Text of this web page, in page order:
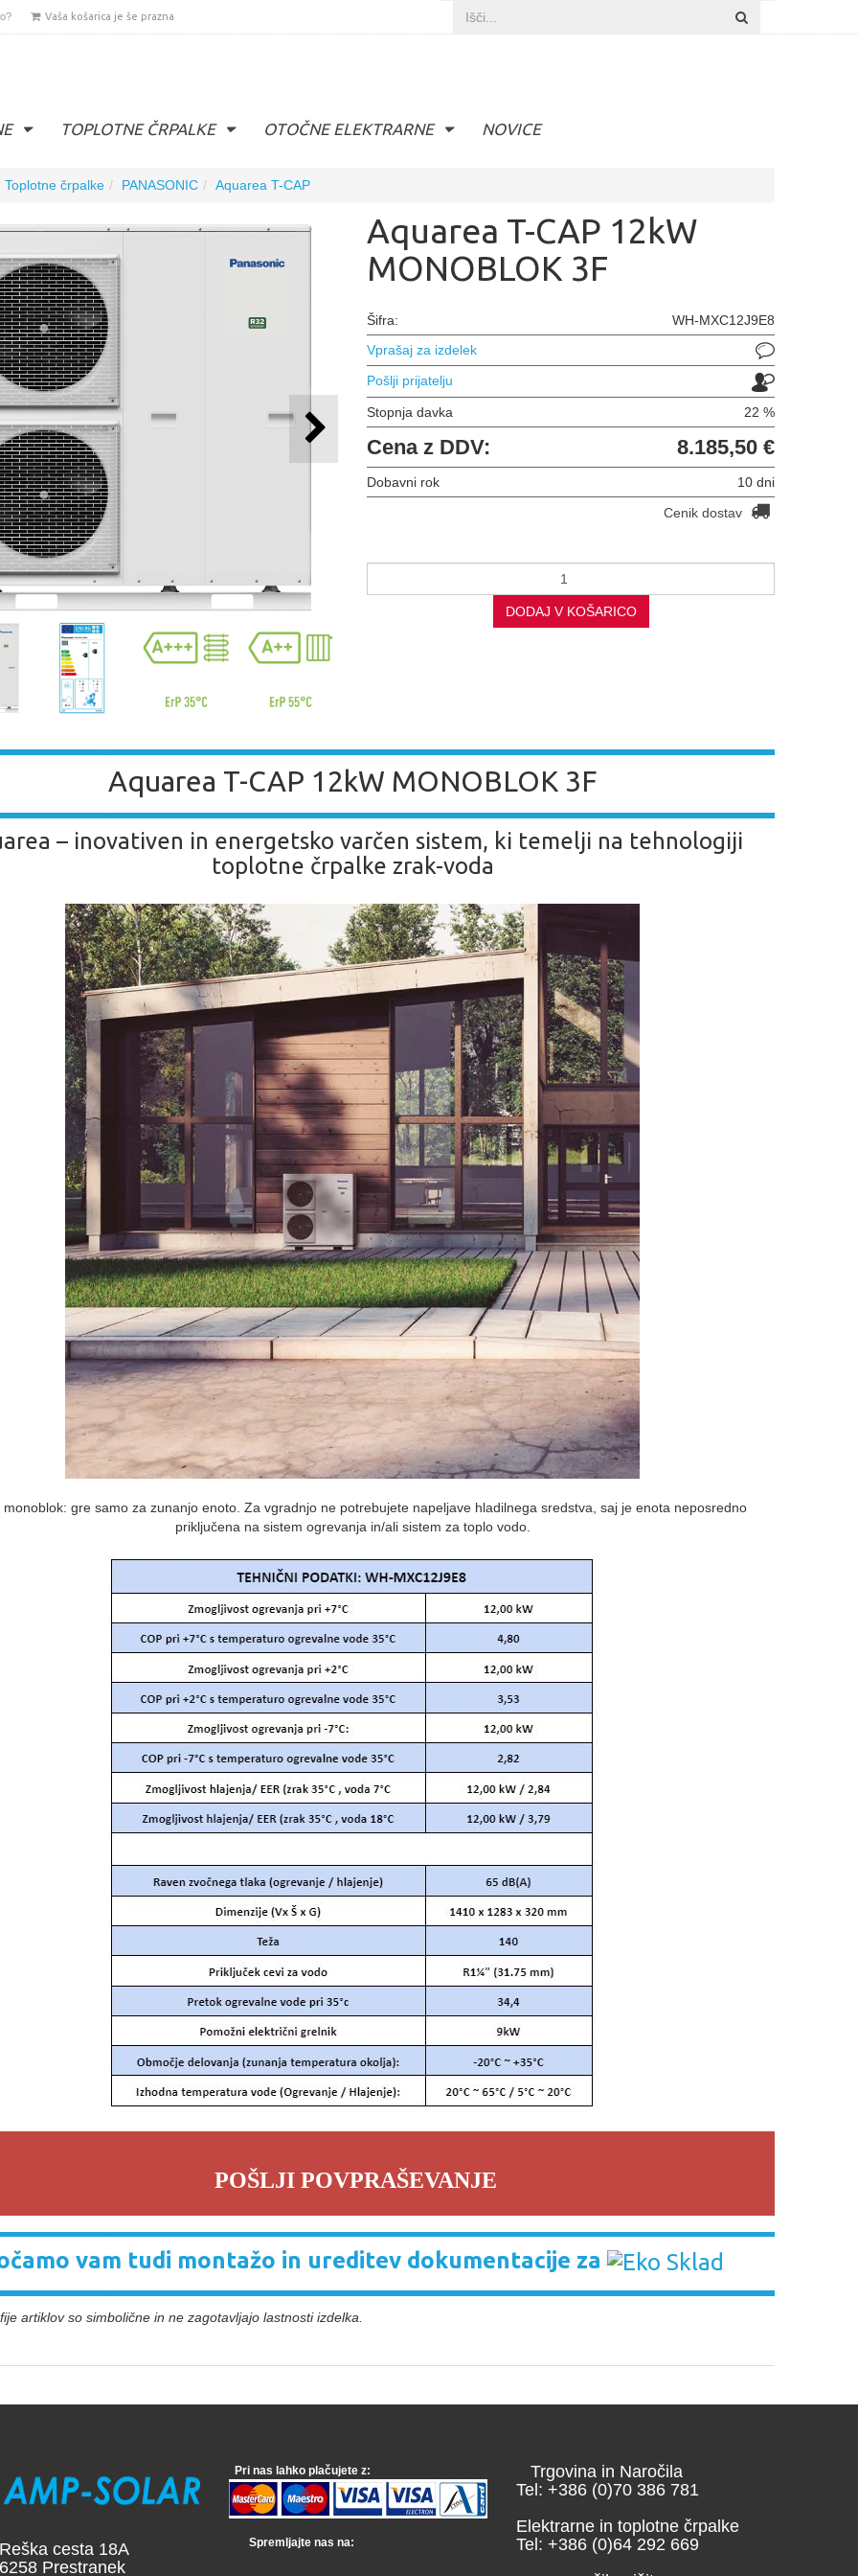
Vaša košarica je še prazna
TOPLOTNE ČRPALKE OTOČNE ELEKTRARNE NOVICE
Toplotne črpalke PANASONIC Aquarea T-CAP
Aquarea T-CAP 12kW
MONOBLOK 3F
Šifra:
WH-MXC12J9E8
Vprašaj za izdelek
Pošlji prijatelju
Stopnja davka 22 %
Cena z DDV: 8.185,50 €
Dobavni rok
10 dni
Cenik dostav
DODAJ V KOŠARICO
Aquarea T-CAP 12kW MONOBLOK 3F
– inovativen in energetsko varčen sistem, ki temelji na tehnologiji
toplotne črpalke zrak-voda
monoblok: gre samo za zunanjo enoto. Za vgradnjo ne potrebujete napeljave hladilnega sredstva, saj je enota neposredno
priključena na sistem ogrevanja in/ali sistem za toplo vodo.
POŠLJI POVPRAŠEVANJE
vam tudi montažo in ureditev dokumentacije za
artiklov so simbolične in ne zagotavljajo lastnosti izdelka.
cesta 18A
Prestranek
Pri nas lahko plačujete z:
Spremljajte nas na:
Trgovina in Naročila
Tel: +386 (0)70 386 781
Elektrarne in toplotne črpalke
Tel: +386 (0)64 292 669